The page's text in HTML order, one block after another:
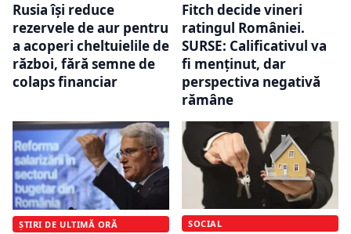
Rusia își reduce
rezervele de aur pentru
a acoperi cheltuielile de
război, fără semne de
colaps financiar
Fitch decide vineri
ratingul României.
SURSE: Calificativul va
fi menținut, dar
perspectiva negativă
rămâne
ȘTIRI DE ULTIMĂ ORĂ SOCIAL